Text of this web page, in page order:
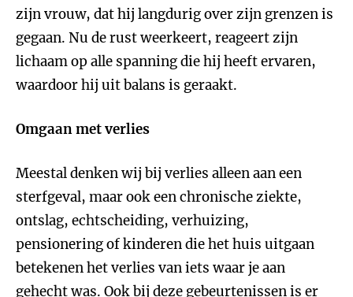
zijn vrouw, dat hij langdurig over zijn grenzen is
gegaan. Nu de rust weerkeert, reageert zijn
lichaam op alle spanning die hij heeft ervaren,
waardoor hij uit balans is geraakt.
Omgaan met verlies
Meestal denken wij bij verlies alleen aan een
sterfgeval, maar ook een chronische ziekte,
ontslag, echtscheiding, verhuizing,
pensionering of kinderen die het huis uitgaan
betekenen het verlies van iets waar je aan
gehecht was. Ook bij deze gebeurtenissen is er